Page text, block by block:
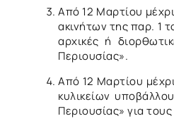
Από 12 Μαρτίου
ακινήτων της παρ. 1
αρχικές ή
Περιουσίας».
Από 12 Μαρτίου
κυλικείων
Περιουσίας» για